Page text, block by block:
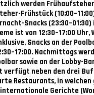
werden
Frühstück
Snacks
ist von 12:30–17:00
Snacks an der
Nachmittags
sowie an der Lobby-
verfügt neben den drei
Restaurants, in welchen
Gerichte